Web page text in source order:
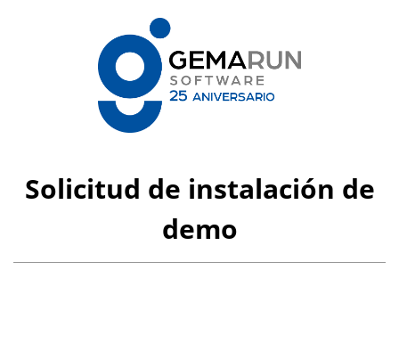
Solicitud de instalación de
demo